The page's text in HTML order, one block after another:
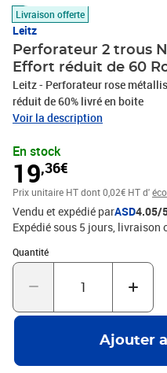
Livraison offerte
Leitz
Perforateur 2 trous
Effort réduit de 60
Leitz - Perforateur rose
réduit de 60% livré en boite
Voir la description
En stock
19,36€
Prix unitaire HTdont 0,02€ HT d'
Vendu et expédié parASD4.05/
Expédié sous 5 jours livraison
Quantité
Quantité : 1
Ajouter